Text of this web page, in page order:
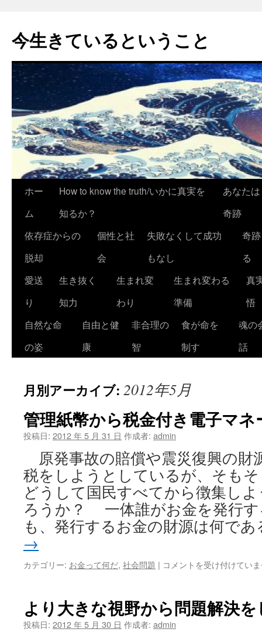
今生きているということ
テ
ツ
キ
ホー
ム
How to know the truth/いかに真実を
知るか？
あなたは
奇跡
依存症からの
脱却
個性と社
会
失敗なくして成功
もなし
奇
る
愛送
り
生き抜く
知力
生まれ変
わり
生まれ変わる
準備
真
悟
自然な命
の姿
自由と健
康
非合理の
智
食が命を
制す
魂の
話
月別アーカイブ: 2012年5月
管理紙幣から税金付き電子マネ
投稿日: 2012 年 5 月 31 日 作成者: admin
原発事故の賠償や震災復興の財
税をしようとしているが、そも
どうして国民すべてから徴集し
ろうか？ 一体誰がお金を発行
も、発行するお金の財源は何で
→
カテゴリー: お金って何だ, 社会問題 | 管
幣
か
ら
コメントを受け付けてい
より大きな視野から問題解決
投稿日: 2012 年 5 月 30 日 作成者: admin